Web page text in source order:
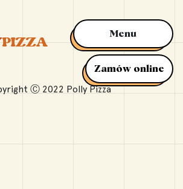
Zamów online
Menu
Ⓒ 2022 Polly Pizza